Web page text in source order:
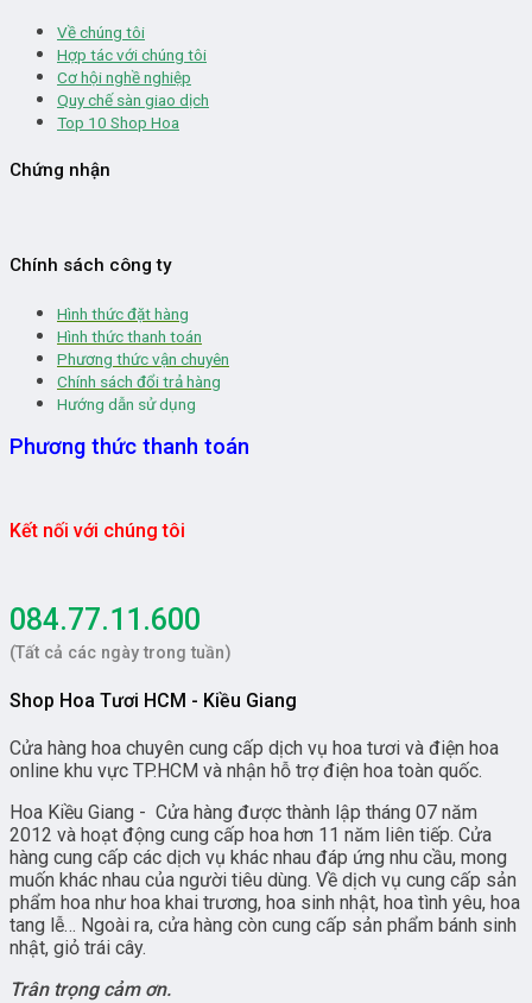
Về chúng tôi
Hợp tác với chúng tôi
Cơ hội nghề nghiệp
Quy chế sàn giao dịch
Top 10 Shop Hoa
Chứng nhận
Chính sách công ty
Hình thức đặt hàng
Hình thức thanh toán
Phương thức vận chuyên
Chính sách đổi trả hàng
Hướng dẫn sử dụng
Phương thức thanh toán
Kết nối với chúng tôi
084.77.11.600
(Tất cả các ngày trong tuần)
Shop Hoa Tươi HCM - Kiều Giang
Cửa hàng hoa chuyên cung cấp dịch vụ hoa tươi và điện hoa
online khu vực TP.HCM và nhận hỗ trợ điện hoa toàn quốc.
Hoa Kiều Giang - Cửa hàng được thành lập tháng 07 năm
2012 và hoạt động cung cấp hoa hơn 11 năm liên tiếp. Cửa
hàng cung cấp các dịch vụ khác nhau đáp ứng nhu cầu, mong
muốn khác nhau của người tiêu dùng. Về dịch vụ cung cấp sản
phẩm hoa như hoa khai trương, hoa sinh nhật, hoa tình yêu, hoa
tang lễ… Ngoài ra, cửa hàng còn cung cấp sản phẩm bánh sinh
nhật, giỏ trái cây.
Trân trọng cảm ơn.